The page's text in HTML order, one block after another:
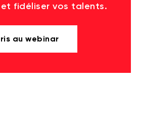
fidéliser vos talents.
au webinar